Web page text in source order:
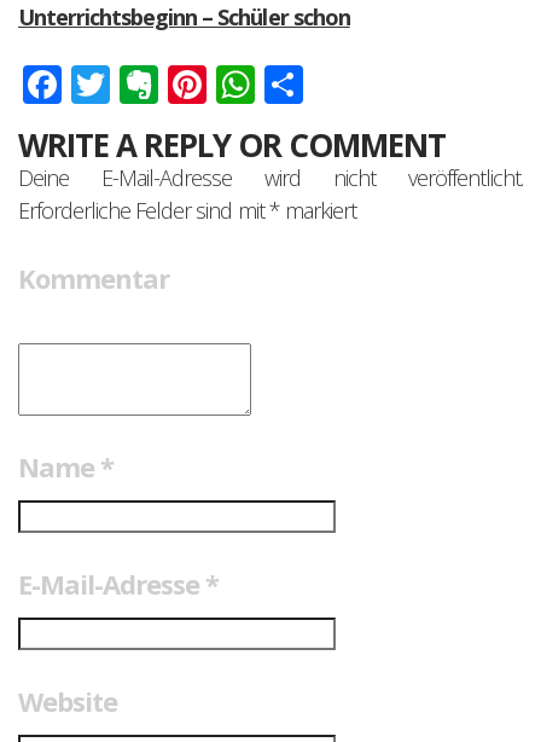
Unterrichtsbeginn – Schüler schon
Facebook
Twitter
Evernote
Pinterest
WhatsApp
WRITE A REPLY OR COMMENT
Deine E-Mail-Adresse wird nicht veröffentlicht.
Erforderliche Felder sind mit*markiert
Kommentar
Name *
E-Mail-Adresse *
Website